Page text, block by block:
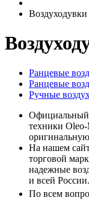
Ранцевые
Ранцевые
Ручные
Официальный
техники
На нашем
торговой
надежные
и всей России.
По всем